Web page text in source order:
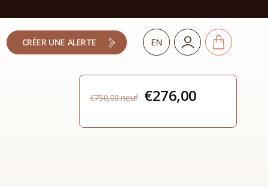
CRÉER UNE ALERTE EN
€750,00
Le
initial
€276,00
actuel